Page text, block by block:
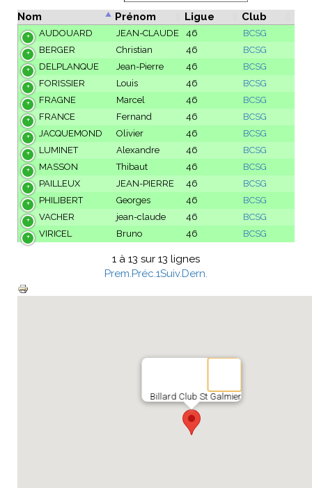
Nom
Prénom Ligue Club
AUDOUARD JEAN-CLAUDE 46
BCSG
BERGER
Christian 46
BCSG
DELPLANQUE
Jean-Pierre 46
BCSG
FORISSIER
Louis 46
BCSG
FRAGNE
Marcel 46
BCSG
FRANCE
Fernand 46
BCSG
JACQUEMOND
Olivier 46
BCSG
LUMINET
Alexandre 46
BCSG
MASSON
Thibaut 46
BCSG
PAILLEUX
JEAN-PIERRE 46
BCSG
PHILIBERT
Georges 46
BCSG
VACHER
jean-claude 46
BCSG
VIRICEL
Bruno 46 BCSG
1 à 13 sur 13 lignes
Prem.Préc.1Suiv.Dern.
Billard Club St Galmier